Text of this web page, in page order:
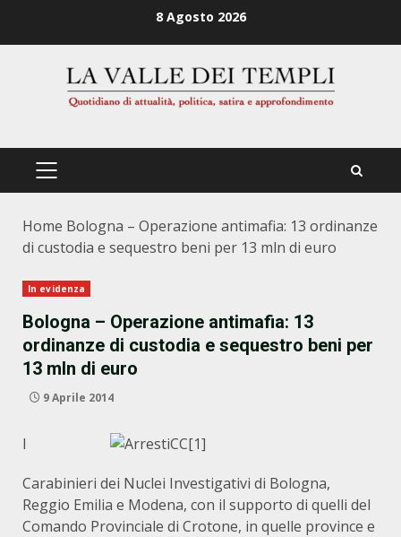
8 Agosto 2026
PRIMÄRES
Home Bologna – Operazione antimafia: 13 ordinanze
di custodia e sequestro beni per 13 mln di euro
In evidenza
Bologna – Operazione antimafia: 13
ordinanze di custodia e sequestro beni per
13 mln di euro
9 Aprile 2014
I
Carabinieri dei Nuclei Investigativi di Bologna,
Reggio Emilia e Modena, con il supporto di quelli del
Comando Provinciale di Crotone, in quelle province e